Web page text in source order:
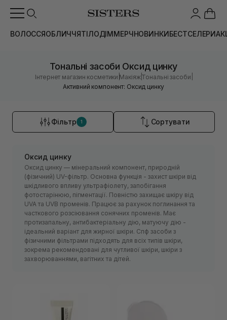
ВОЛОССЯОБЛИЧЧЯТІЛОДІММЕРЧНОВИНКИБЕСТСЕЛЕРИ
Тональні засоби Оксид цинку
Інтернет магазин косметики |Макіяж|Тональні засоби
Активний компонент: Оксид цинку
Фільтр 1 Сортувати
Оксид цинку
Оксид цинку — мінеральний компонент, природній
(фізичний) UV-фільтр. Основна функція - захист шкіри від
шкідливого впливу ультрафіолету, запобігання
фотостарінюю, пігментації. Повністю захищає шкіру від
UVA та UVB променів. Працює за рахунок поглинання та
часткового розсіювання сонячних променів. Має
протизапальну, антибактеріальну дію, матуючу дію -
ідеальний варіант для жирної шкіри. Спф засоби з
фізичними фільтрами підходять для всіх типів шкіри,
зокрема рекомендовані для чутливої шкіри, шкіри з
захворюваннями, вагітних та дітей.